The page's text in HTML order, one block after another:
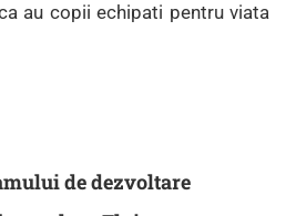
au copii echipati pentru viata
de dezvoltare